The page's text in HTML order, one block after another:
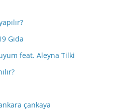
Gıda
feat. Aleyna Tilki
çankaya